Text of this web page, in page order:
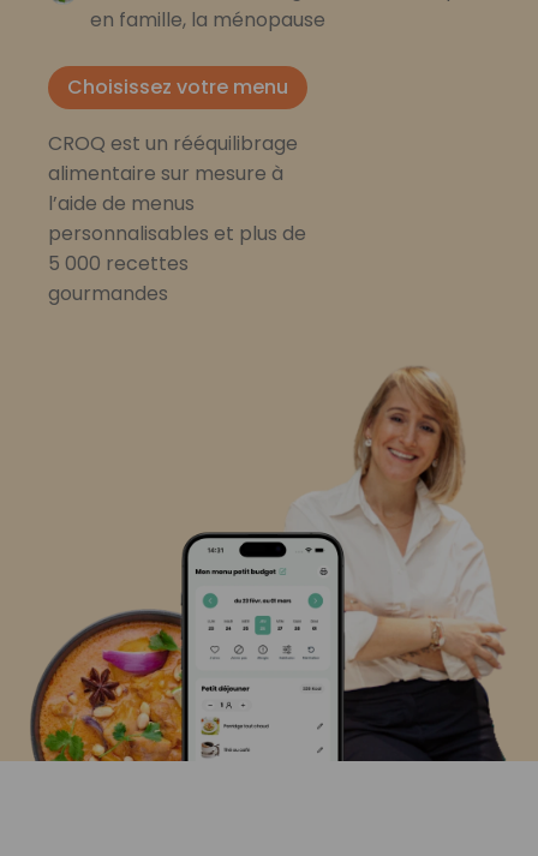
en famille, la ménopause
Choisissez votre menu
CROQ est un rééquilibrage
alimentaire sur mesure à
l’aide de menus
personnalisables et plus de
5 000 recettes
gourmandes